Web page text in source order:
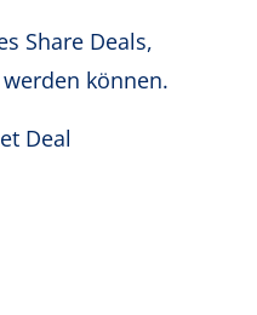
Share Deals,
können.
Deal